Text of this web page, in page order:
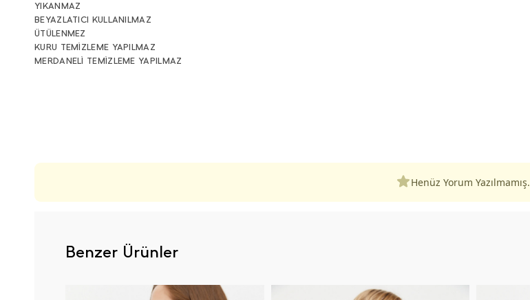
YIKANMAZ
BEYAZLATICI KULLANILMAZ
ÜTÜLENMEZ
KURU TEMİZLEME YAPILMAZ
MERDANELİ TEMİZLEME YAPILMAZ
Henüz Yorum Yazılmamış.
Benzer Ürünler